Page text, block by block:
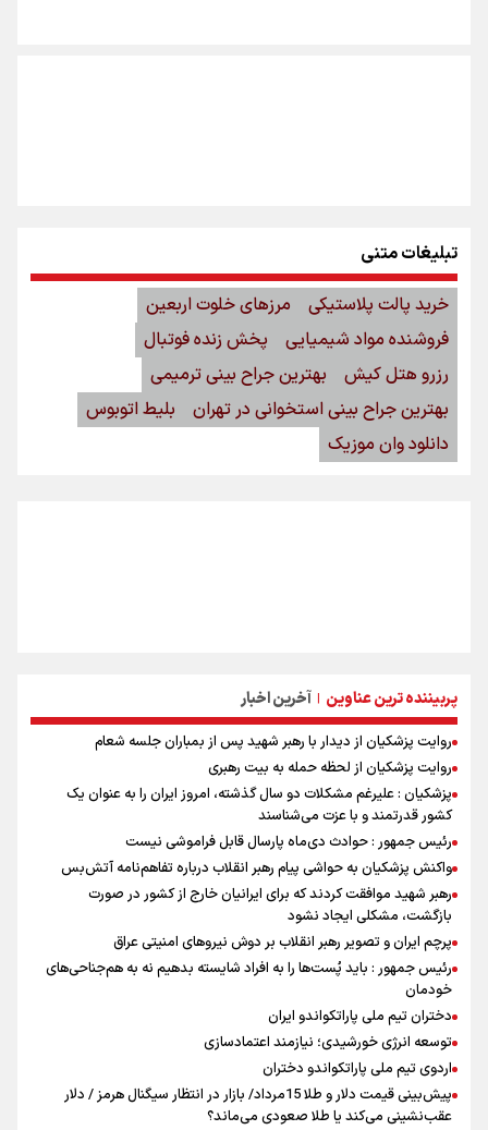
پربیننده ترین عناوین | آخرین اخبار
روایت پزشکیان از دیدار با رهبر شهید پس از بمباران جلسه شعام
روایت پزشکیان از لحظه حمله به بیت رهبری
پزشکیان : علیرغم مشکلات دو سال گذشته، امروز ایران را به عنوان یک
کشور قدرتمند و با عزت می‌شناسند
رئیس جمهور : حوادث دی‌ماه پارسال قابل فراموشی نیست
واکنش پزشکیان به حواشی پیام رهبر انقلاب درباره تفاهم‌نامه آتش‌بس
رهبر شهید موافقت کردند که برای ایرانیان خارج از کشور در صورت
بازگشت، مشکلی ایجاد نشود
پرچم ایران و تصویر رهبر انقلاب بر دوش نیروهای امنیتی عراق
رئیس جمهور : باید پُست‌ها را به افراد شایسته بدهیم نه به هم‌جناحی‌های
خودمان
دختران تیم ملی پاراتکواندو ایران
توسعه انرژی خورشیدی؛ نیازمند اعتمادسازی
اردوی تیم ملی پاراتکواندو دختران
پیش‌بینی قیمت دلار و طلا 15مرداد/ بازار در انتظار سیگنال هرمز / دلار
عقب‌نشینی می‌کند یا طلا صعودی می‌ماند؟
تبلیغات متنی
خرید پالت پلاستیکی
مرزهای خلوت اربعین
فروشنده مواد شیمیایی
پخش زنده فوتبال
رزرو هتل کیش
بهترین جراح بینی ترمیمی
بهترین جراح بینی استخوانی در تهران
بلیط اتوبوس
دانلود وان موزیک